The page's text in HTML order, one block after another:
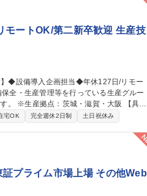
募集職種 【カスタマー
モートOK/第二新卒歓迎 生産技
生産拠点：茨城・滋賀・大阪 【具体
人設備などの検討・紹介・導入／新設備
宅OK 完全週休2日制 土日祝休み
証プライム市場上場 その他Web